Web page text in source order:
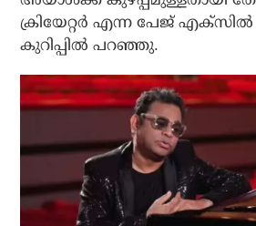
ക്രിയേറ്റര്‍ എന്ന പേജ് എക്‌സില്‍
കുറിപ്പില്‍ പറഞ്ഞു.